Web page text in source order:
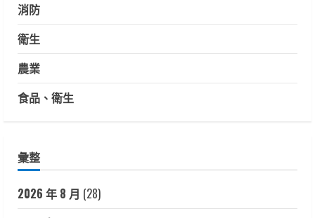
消防
衛生
農業
食品、衛生
彙整
2026 年 8 月 (28)